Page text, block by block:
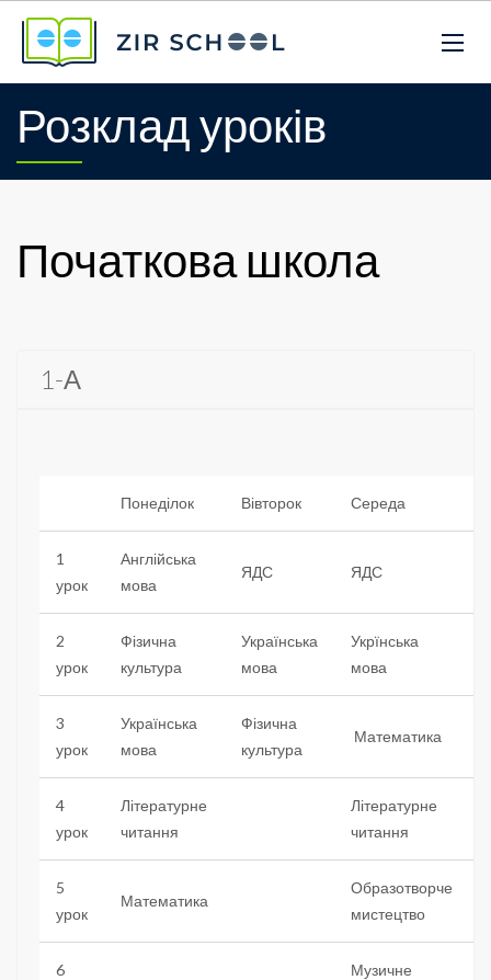
Розклад уроків
Початкова школа
1-А
Понеділок Вівторок Середа
1
урок
Англійська
мова
ЯДС ЯДС
2
урок
Фізична
культура
Українська
мова
Укрїнська
мова
3
урок
Українська
мова
Фізична
культура
Математика
4
урок
Літературне
читання
Літературне
читання
5
урок
Математика
Образотворче
мистецтво
6
Музичне